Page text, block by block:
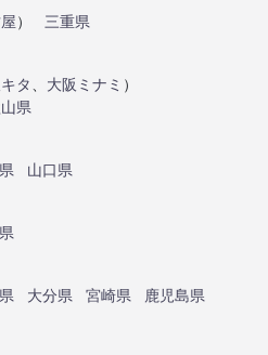
）
三重県
タ 大阪ミナミ ）
県
山口県
大分県 宮崎県
鹿児島県